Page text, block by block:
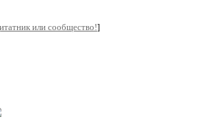
или сообщество!]